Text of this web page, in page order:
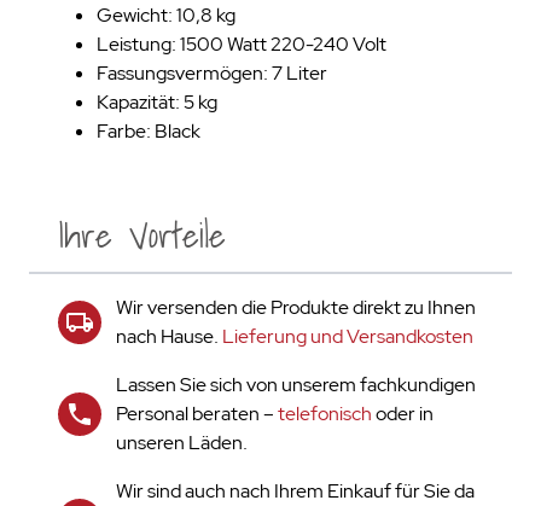
Ihre Vorteile
Wir versenden die Produkte direkt zu Ihnen
nach Hause. Lieferung und Versandkosten
Lassen Sie sich von unserem fachkundigen
Personal beraten –telefonischoder in
unseren Läden.
Wir sind auch nach Ihrem Einkauf für Sie da
Gewicht: 10,8 kg
Leistung: 1500 Watt 220-240 Volt
Fassungsvermögen: 7 Liter
Kapazität: 5 kg
Farbe: Black